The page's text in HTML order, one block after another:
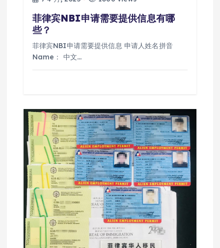
菲律宾NBI申请需要提供信息有哪
些？
菲律宾NBI申请需要提供信息 申请人姓名拼音
Name： 中文…